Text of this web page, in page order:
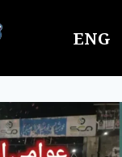
to
content
ENG